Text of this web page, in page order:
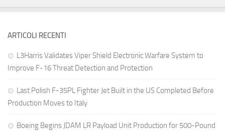
ARTICOLI RECENTI
L3Harris Validates Viper Shield Electronic Warfare System to
Improve F-16 Threat Detection and Protection
Last Polish F-35PL Fighter Jet Built in the US Completed Before
Production Moves to Italy
Boeing Begins JDAM LR Payload Unit Production for 500-Pound